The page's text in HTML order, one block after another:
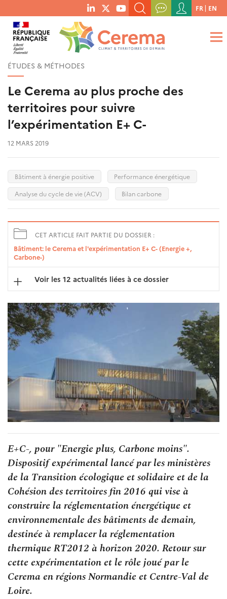
menu
social
links
RECHERCHER UN MOT-CLÉ, UNE PUBLICATION, ETC.
QUE RECHERCHEZ-VOUS ?
Menu
du
compte
de
FR EN
ÉTUDES & MÉTHODES
Le Cerema au plus proche des
territoires pour suivre
l’expérimentation E+ C-
12 MARS 2019
Bâtiment à énergie positive
Performance énergétique
Analyse du cycle de vie (ACV)
Bilan carbone
CET ARTICLE FAIT PARTIE DU DOSSIER :
Bâtiment: le Cerema et l'expérimentation E+ C- (Energie +,
Carbone-)
Voir les 12 actualités liées à ce dossier
E+C-, pour "Energie plus, Carbone moins".
Dispositif expérimental lancé par les ministères
de la Transition écologique et solidaire et de la
Cohésion des territoires fin 2016 qui vise à
construire la réglementation énergétique et
environnementale des bâtiments de demain,
destinée à remplacer la réglementation
thermique RT2012 à horizon 2020. Retour sur
cette expérimentation et le rôle joué par le
Cerema en régions Normandie et Centre-Val de
Loire.